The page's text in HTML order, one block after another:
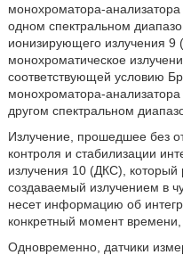
монохроматора-анализатора
одном спектральном
ионизирующего излучения 9
монохроматическое
соответствующей условию
монохроматора-анализатора
другом спектральном
Излучение, прошедшее без
контроля и стабилизации
излучения 10 (ДКС), который
создаваемый излучением в
несет информацию об
конкретный момент времени,
Одновременно, датчики